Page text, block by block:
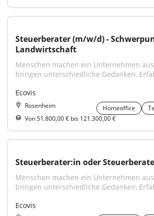
Steuerberater (m/w/d) -
Landwirtschaft
Menschen machen ein Unternehmen
bringen unterschiedliche Gedanken,
Ecovis
Rosenheim Homeoffice
Von 51.800,00 € bis 121.300,00 €
Steuerberater:in oder
Menschen machen ein Unternehmen
bringen unterschiedliche Gedanken,
Ecovis